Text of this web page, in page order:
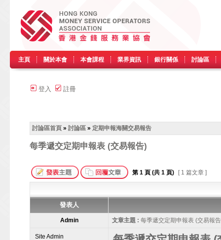
主頁 關於本會 本會課程 業界資訊 銀行關係 討論區
登入 註冊
討論區首頁 » 討論區 » 定期申報海關交易報告
每季遞交定期申報表 (交易報告)
第 1 頁 (共 1 頁) [ 1 篇文章 ]
發表人
Admin 文章主題 : 每季遞交定期申報表 (交易報
Site Admin